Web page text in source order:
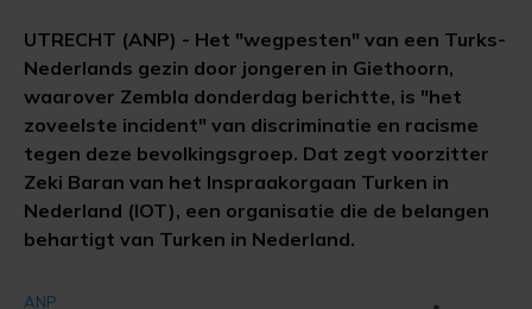
UTRECHT (ANP) - Het "wegpesten" van een Turks-
Nederlands gezin door jongeren in Giethoorn,
waarover Zembla donderdag berichtte, is "het
zoveelste incident" van discriminatie en racisme
tegen deze bevolkingsgroep. Dat zegt voorzitter
Zeki Baran van het Inspraakorgaan Turken in
Nederland (IOT), een organisatie die de belangen
behartigt van Turken in Nederland.
ANP